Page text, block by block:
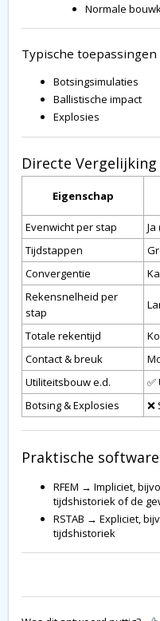
Normale
Typische toepassingen
Botsingsimulaties
Ballistische impact
Explosies
Directe Vergelijking
Eigenschap
Evenwicht per stap
Tijdstappen
Convergentie
Rekensnelheid per
stap
Totale rekentijd
Contact & breuk
Utiliteitsbouw e.d.
Botsing & Explosies
❌
Praktische
RFEM → Impliciet,
tijdshistoriek of de
RSTAB → Expliciet,
tijdshistoriek